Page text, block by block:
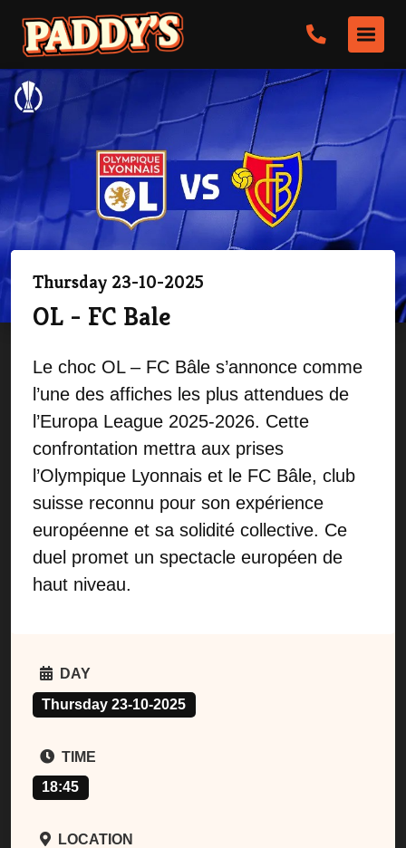
Thursday 23-10-2025
OL - FC Bale
Le choc OL – FC Bâle s’annonce comme
l’une des affiches les plus attendues de
l’Europa League 2025-2026. Cette
confrontation mettra aux prises
l’Olympique Lyonnais et le FC Bâle, club
suisse reconnu pour son expérience
européenne et sa solidité collective. Ce
duel promet un spectacle européen de
haut niveau.
DAY
Thursday 23-10-2025
TIME
18:45
LOCATION